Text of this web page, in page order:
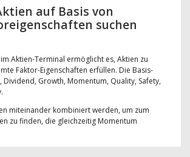
auf Basis von
suchen
Aktien-Terminal ermöglicht es, Aktien zu
Faktor-Eigenschaften erfüllen. Die Basis-
Dividend, Growth, Momentum, Quality, Safety,
miteinander kombiniert werden, um zum
zu finden, die gleichzeitig Momentum